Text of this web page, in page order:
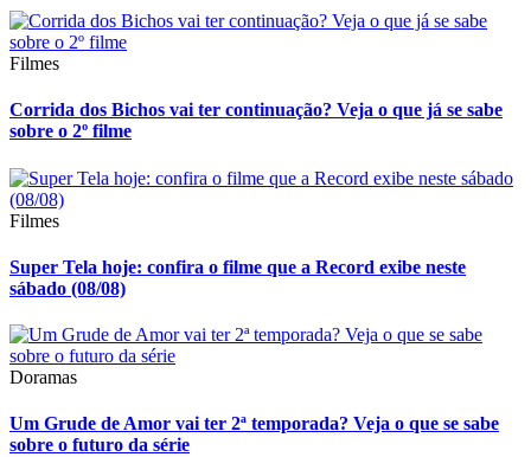
Filmes
Corrida dos Bichos vai ter continuação? Veja o que já se sabe
sobre o 2º filme
Filmes
Super Tela hoje: confira o filme que a Record exibe neste
sábado (08/08)
Doramas
Um Grude de Amor vai ter 2ª temporada? Veja o que se sabe
sobre o futuro da série